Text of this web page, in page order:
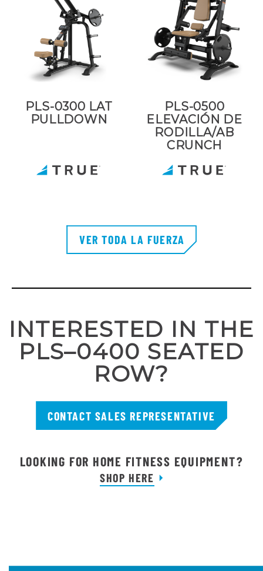
PLS-0300 LAT
PULLDOWN
PLS-0500
ELEVACIÓN DE
RODILLA/AB
CRUNCH
VER TODA LA FUERZA
INTERESTED IN THE
PLS–0400 SEATED
ROW?
CONTACT SALES REPRESENTATIVE
LOOKING FOR HOME FITNESS EQUIPMENT?
SHOP HERE